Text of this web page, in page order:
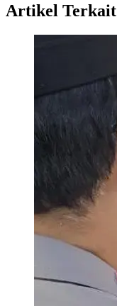
Artikel Terkait